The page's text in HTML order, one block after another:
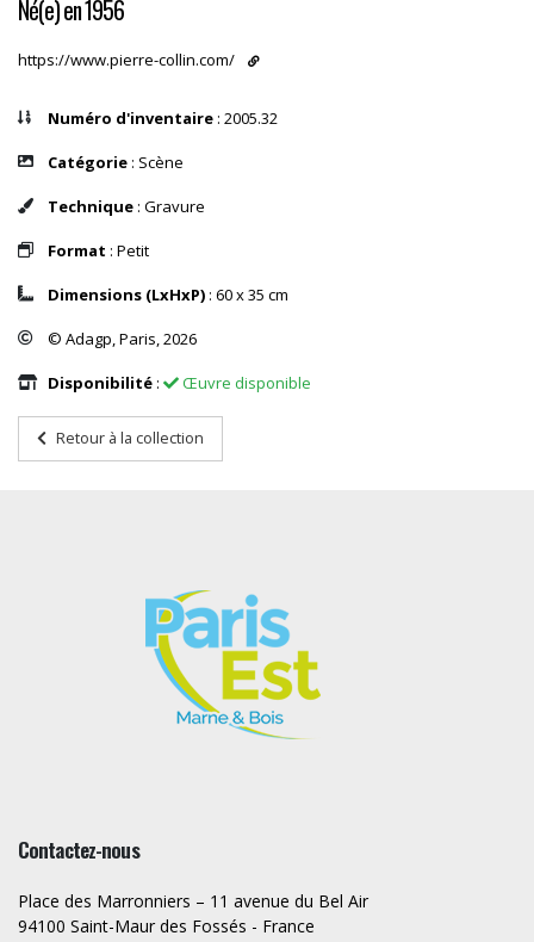
Né(e) en 1956
https://www.pierre-collin.com/
Numéro d'inventaire : 2005.32
Catégorie : Scène
Technique : Gravure
Format : Petit
Dimensions (LxHxP) : 60 x 35 cm
© Adagp, Paris, 2026
Disponibilité : Œuvre disponible
Retour à la collection
Contactez-nous
Place des Marronniers – 11 avenue du Bel Air
94100 Saint-Maur des Fossés - France